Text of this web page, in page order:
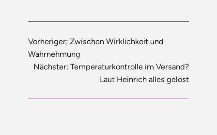
Vorheriger: Zwischen Wirklichkeit und
Wahrnehmung
Nächster: Temperaturkontrolle im Versand?
Laut Heinrich alles gelöst